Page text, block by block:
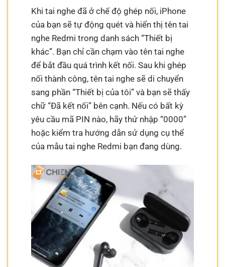
Khi tai nghe đã ở chế độ ghép nối, iPhone
của bạn sẽ tự động quét và hiển thị tên tai
nghe Redmi trong danh sách “Thiết bị
khác”. Bạn chỉ cần chạm vào tên tai nghe
để bắt đầu quá trình kết nối. Sau khi ghép
nối thành công, tên tai nghe sẽ di chuyển
sang phần “Thiết bị của tôi” và bạn sẽ thấy
chữ “Đã kết nối” bên cạnh. Nếu có bất kỳ
yêu cầu mã PIN nào, hãy thử nhập “0000”
hoặc kiểm tra hướng dẫn sử dụng cụ thể
của mẫu tai nghe Redmi bạn đang dùng.